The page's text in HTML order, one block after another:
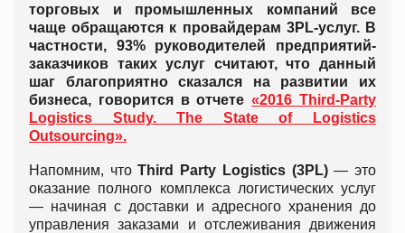
торговых и промышленных компаний все
чаще обращаются к провайдерам 3PL-услуг. В
частности, 93% руководителей предприятий-
заказчиков таких услуг считают, что данный
шаг благоприятно сказался на развитии их
бизнеса, говорится в отчете«2016 Third-Party
Logistics Study. The State of Logistics
Outsourcing».
Напомним, чтоThird Party Logistics (3PL)— это
оказание полного комплекса логистических услуг
— начиная с доставки и адресного хранения до
управления заказами и отслеживания движения